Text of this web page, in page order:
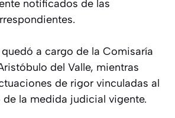
notificados de las
a cargo de la Comisaría
del Valle, mientras
de rigor vinculadas al
la medida judicial vigente.